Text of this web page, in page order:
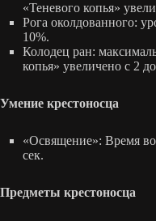
«Теневого копья»
Рога околдованного:
10%.
Колодец ран:
копья» увеличено с 2
Умение крестоносца
«Освящение»: Время
сек.
Предметы крестоносца